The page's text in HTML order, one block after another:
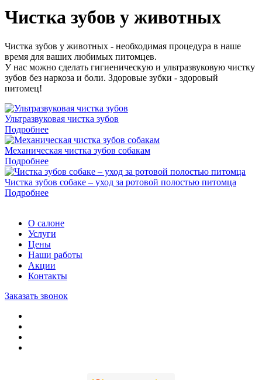
Чистка зубов у животных
Чистка зубов у животных - необходимая процедура в наше
время для ваших любимых питомцев.
У нас можно сделать гигиеническую и ультразвуковую чистку
зубов без наркоза и боли. Здоровые зубки - здоровый
питомец!
Ультразвуковая чистка зубов
Подробнее
Механическая чистка зубов собакам
Подробнее
Чистка зубов собаке – уход за ротовой полостью питомца
Подробнее
О салоне
Услуги
Цены
Наши работы
Акции
Контакты
Заказать звонок